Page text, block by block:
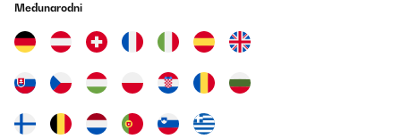
Međunarodni